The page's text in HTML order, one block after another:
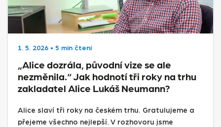
1. 5. 2026 • 5 min čtení
„Alice dozrála, původní vize se ale
nezměnila.“ Jak hodnotí tři roky na trhu
zakladatel Alice Lukáš Neumann?
Alice slaví tři roky na českém trhu. Gratulujeme a
přejeme všechno nejlepší. V rozhovoru jsme